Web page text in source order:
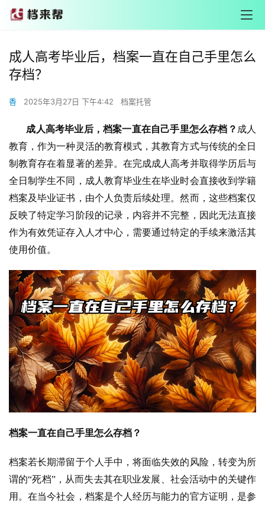
成人高考毕业后，档案一直在自己手里怎么
存档？
香 2025年3月27日 下午4:42 档案托管
成人高考毕业后，档案一直在自己手里怎么存档？ 成人
教育，作为一种灵活的教育模式，其教育方式与传统的全日
制教育存在着显著的差异。在完成成人高考并取得学历后与
全日制学生不同，成人教育毕业生在毕业时会直接收到学籍
档案及毕业证书，由个人负责后续处理。然而，这些档案仅
反映了特定学习阶段的记录，内容并不完整，因此无法直接
作为有效凭证存入人才中心，需要通过特定的手续来激活其
使用价值。
档案一直在自己手里怎么存档？
档案若长期滞留于个人手中，将面临失效的风险，转变为所
谓的“死档”，从而失去其在职业发展、社会活动中的关键作
用。在当今社会，档案是个人经历与能力的官方证明，是参